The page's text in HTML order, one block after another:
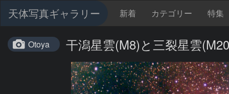
天体写真ギャラリー 新着 カテゴリー 特集
Otoya 干潟星雲(M8)と三裂星雲